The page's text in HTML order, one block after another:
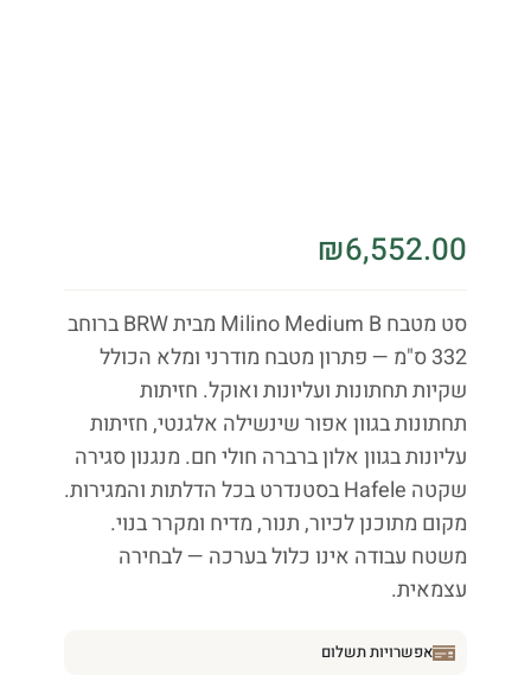
₪6,552.00
סט מטבח Milino Medium B מבית BRW ברוחב
332 ס"מ — פתרון מטבח מודרני ומלא הכולל
שקיות תחתונות ועליונות ואוקל. חזיתות
תחתונות בגוון אפור שינשילה אלגנטי, חזיתות
עליונות בגוון אלון ברברה חולי חם. מנגנון סגירה
שקטה Hafele בסטנדרט בכל הדלתות והמגירות.
מקום מתוכנן לכיור, תנור, מדיח ומקרר בנוי.
משטח עבודה אינו כלול בערכה — לבחירה
עצמאית.
אפשרויות תשלום